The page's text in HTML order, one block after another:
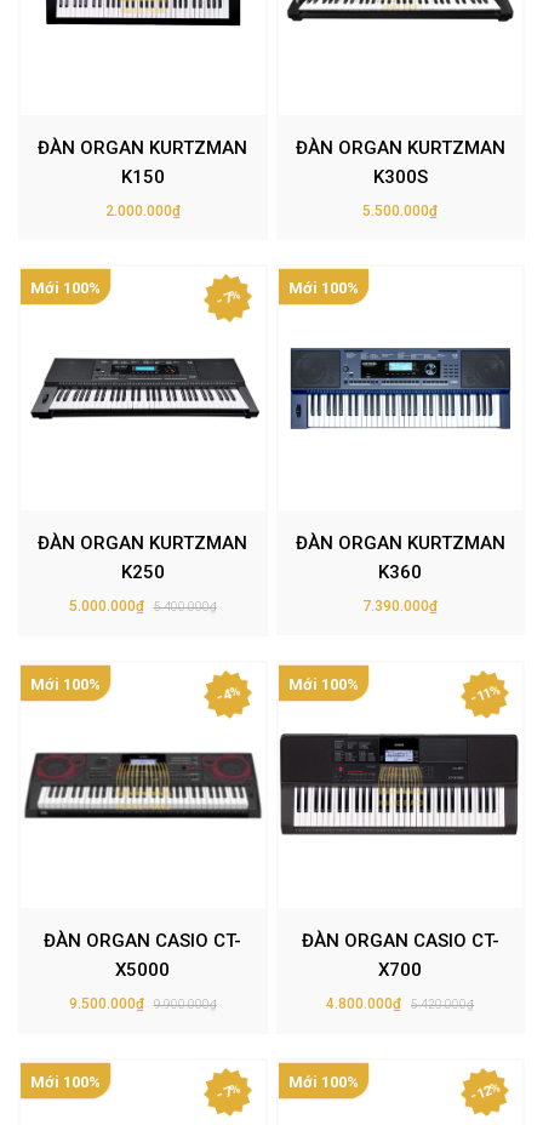
ĐÀN ORGAN KURTZMAN
K150
2.000.000₫
ĐÀN ORGAN KURTZMAN
K300S
5.500.000₫
- 7%
Mới 100%
ĐÀN ORGAN KURTZMAN
K250
5.000.000₫ 5.400.000₫
Mới 100%
ĐÀN ORGAN KURTZMAN
K360
7.390.000₫
- 4%
Mới 100%
ĐÀN ORGAN CASIO CT-
X5000
9.500.000₫ 9.900.000₫
- 11%
Mới 100%
ĐÀN ORGAN CASIO CT-
X700
4.800.000₫ 5.420.000₫
- 7%
Mới 100% - 12%
Mới 100%